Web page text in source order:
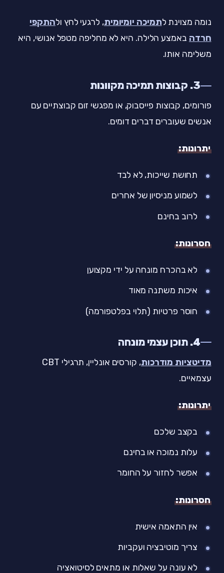
נומה מצוינת לתמיכה יומיומית, לרגעי לחץ ולהתקפי
חרדה באמצע הלילה. היא לא מחליפה מטפל אנושי, היא
משלימה אותו.
3. קבוצות תמיכה מקוונות
פורומים, קבוצות פייסבוק, או מפגשי זום קבוצתיים עם
אנשים שעוברים דברים דומים.
יתרונות:
תחושת שייכות, לא לבד
לשמוע מניסיון של אחרים
לרוב בחינם
חסרונות:
לא בהכרח מונחה על ידי מקצוען
איכות משתנה מאוד
חוסר פרטיות (תלוי בפלטפורמה)
4. תוכן עצמי מונחה
מדיטציות מודרכות
, קורסים אונליין, תרגילי CBT
עצמאיים.
יתרונות:
בקצב שלכם
עלות נמוכה או בחינם
אפשר לחזור על החומר
חסרונות:
אין התאמה אישית
צריך מוטיבציה ועקביות
לא עונה על שאלות או מתאים לסיטואציה